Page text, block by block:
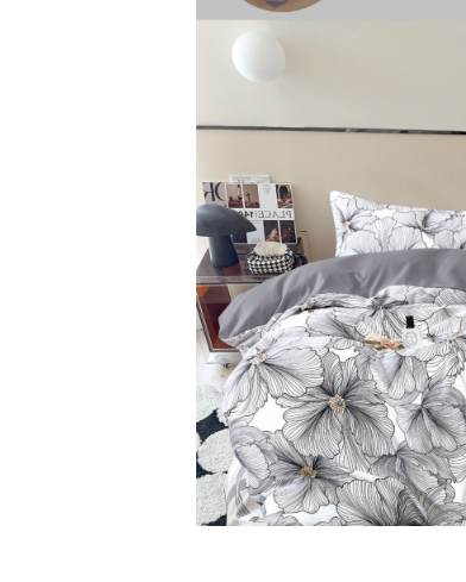
Lenjerii de finet Iprimate Digital
Lenjerii de pat Saten 4 piese cu